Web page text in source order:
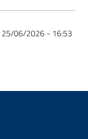
25/06/2026 - 16:53